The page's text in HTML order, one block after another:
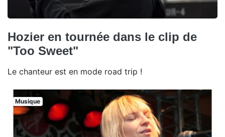
Hozier en tournée dans le clip de
"Too Sweet"
Le chanteur est en mode road trip !
Musique